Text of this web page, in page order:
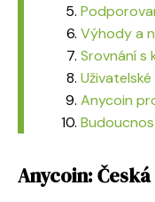
Výhody a
Srovnání s
Anycoin
Anycoin: